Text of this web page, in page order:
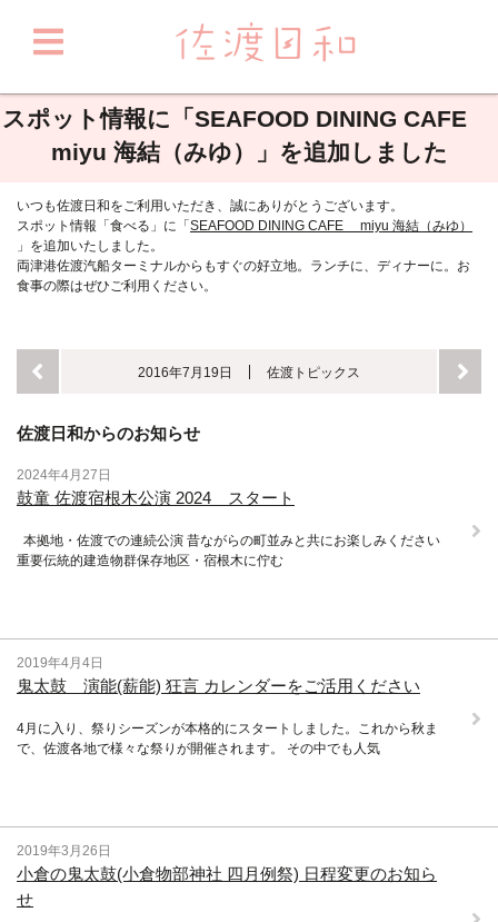
スポット情報に「SEAFOOD DINING CAFE
miyu 海結（みゆ）」を追加しました
いつも佐渡日和をご利用いただき、誠にありがとうございます。
スポット情報「食べる」に「 SEAFOOD DINING CAFE miyu 海結（みゆ）
」を追加いたしました。
両津港佐渡汽船ターミナルからもすぐの好立地。ランチに、ディナーに。お
食事の際はぜひご利用ください。
2016年7月19日 佐渡トピックス
佐渡日和からのお知らせ
2024年4月27日
鼓童 佐渡宿根木公演 2024 スタート
本拠地・佐渡での連続公演 昔ながらの町並みと共にお楽しみください
重要伝統的建造物群保存地区・宿根木に佇む
2019年4月4日
鬼太鼓 演能(薪能) 狂言 カレンダーをご活用ください
4月に入り、祭りシーズンが本格的にスタートしました。これから秋ま
で、佐渡各地で様々な祭りが開催されます。 その中でも人気
2019年3月26日
小倉の鬼太鼓(小倉物部神社 四月例祭) 日程変更のお知ら
せ